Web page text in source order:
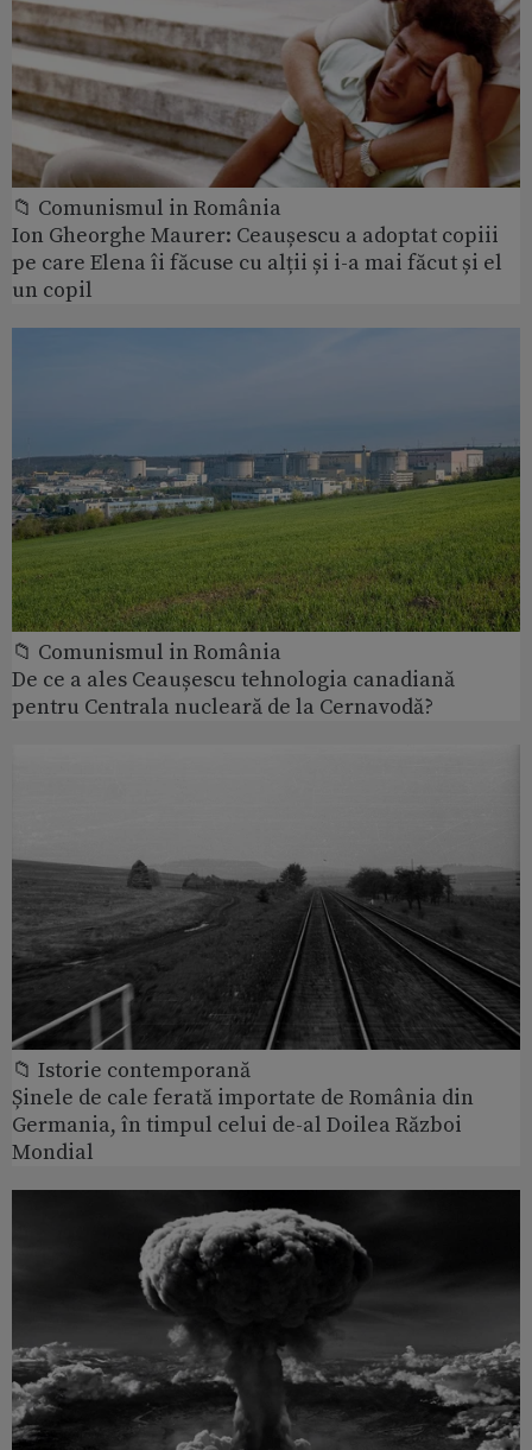
📁 Comunismul in România
Ion Gheorghe Maurer: Ceaușescu a adoptat copiii
pe care Elena îi făcuse cu alții și i-a mai făcut și el
un copil
📁 Comunismul in România
De ce a ales Ceaușescu tehnologia canadiană
pentru Centrala nucleară de la Cernavodă?
📁 Istorie contemporană
Șinele de cale ferată importate de România din
Germania, în timpul celui de-al Doilea Război
Mondial